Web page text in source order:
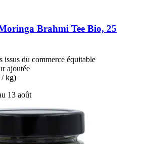
Brahmi Tee Bio, 25
issus du commerce équitable
ajoutée
/ kg)
13 août